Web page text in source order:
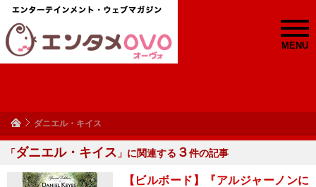
MENU
ダニエル・キイス
「ダニエル・キイス 」に関連する ３件の記事
【ビルボード】『アルジャーノンに